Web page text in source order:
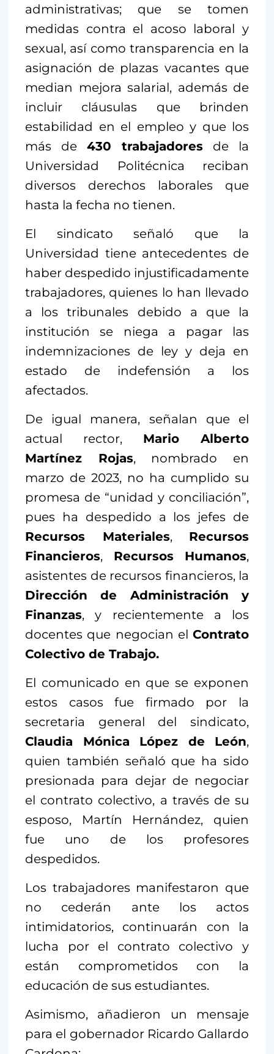
administrativas; que se tomen
medidas contra el acoso laboral y
sexual, así como transparencia en la
asignación de plazas vacantes que
median mejora salarial, además de
incluir cláusulas que brinden
estabilidad en el empleo y que los
más de 430 trabajadores de la
Universidad Politécnica reciban
diversos derechos laborales que
hasta la fecha no tienen.
El sindicato señaló que la
Universidad tiene antecedentes de
haber despedido injustificadamente
trabajadores, quienes lo han llevado
a los tribunales debido a que la
institución se niega a pagar las
indemnizaciones de ley y deja en
estado de indefensión a los
afectados.
De igual manera, señalan que el
actual rector, Mario Alberto
Martínez Rojas, nombrado en
marzo de 2023, no ha cumplido su
promesa de “unidad y conciliación”,
pues ha despedido a los jefes de
Recursos Materiales, Recursos
Financieros, Recursos Humanos,
asistentes de recursos financieros, la
Dirección de Administración y
Finanzas, y recientemente a los
docentes que negocian el Contrato
Colectivo de Trabajo.
El comunicado en que se exponen
estos casos fue firmado por la
secretaria general del sindicato,
Claudia Mónica López de León,
quien también señaló que ha sido
presionada para dejar de negociar
el contrato colectivo, a través de su
esposo, Martín Hernández, quien
fue uno de los profesores
despedidos.
Los trabajadores manifestaron que
no cederán ante los actos
intimidatorios, continuarán con la
lucha por el contrato colectivo y
están comprometidos con la
educación de sus estudiantes.
Asimismo, añadieron un mensaje
para el gobernador Ricardo Gallardo